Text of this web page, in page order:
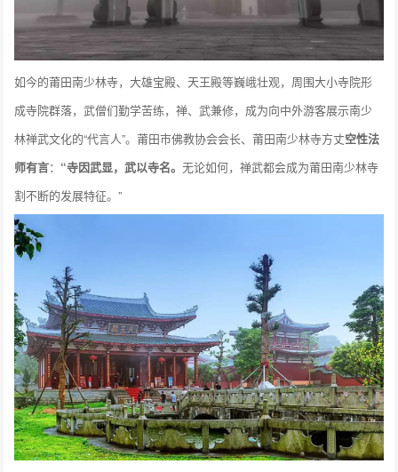
如今的莆田南少林寺，大雄宝殿、天王殿等巍峨壮观，周围大小寺院形
成寺院群落，武僧们勤学苦练，禅、武兼修，成为向中外游客展示南少
林禅武文化的“代言人”。莆田市佛教协会会长、莆田南少林寺方丈空性法
师有言： “寺因武显，武以寺名。无论如何，禅武都会成为莆田南少林寺
割不断的发展特征。”